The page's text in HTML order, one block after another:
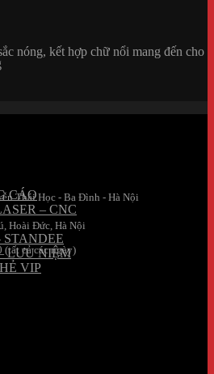
CÁO
– CNC
LƯU NIỆM
VIP
nóng, kết hợp chữ nổi mang đến cho
Thái Học - Ba Đình - Hà Nội
Hoài Đức, Hà Nội
cả các ngày)